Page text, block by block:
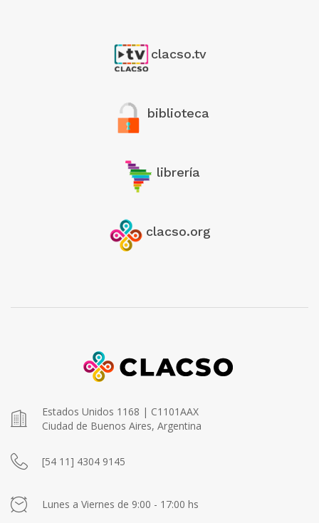
clacso.tv
biblioteca
librería
clacso.org
Estados Unidos 1168 | C1101AAX
Ciudad de Buenos Aires, Argentina
[54 11] 4304 9145
Lunes a Viernes de 9:00 - 17:00 hs